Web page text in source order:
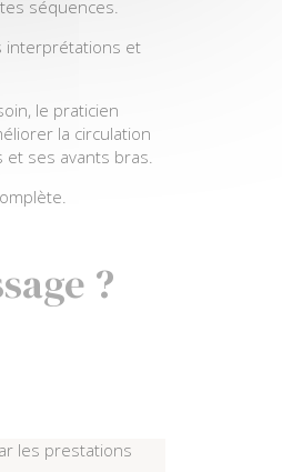
séquences.
interprétations et
le praticien
la circulation
ses avants bras.
?
les prestations